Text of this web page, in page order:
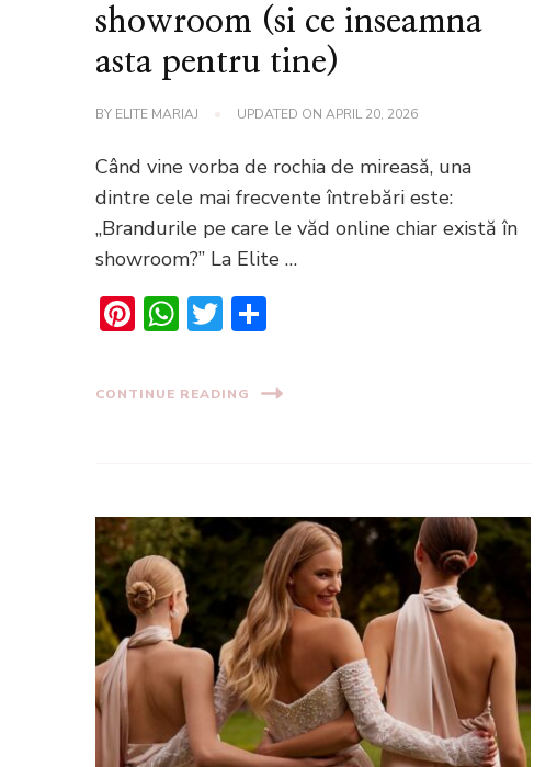
showroom (si ce inseamna
asta pentru tine)
BY ELITE MARIAJ UPDATED ONAPRIL 20, 2026
Când vine vorba de rochia de mireasă, una
dintre cele mai frecvente întrebări este:
„Brandurile pe care le văd online chiar există în
showroom?” La Elite …
Pinterest
WhatsApp
Twitter
CONTINUE READING